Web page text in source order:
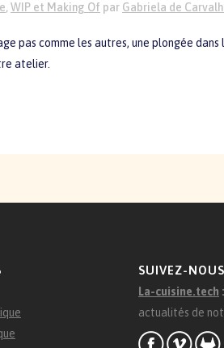
, WIP et Making Of par Gabriela de
pas comme les autres, une plongée dans
atelier.
SUIVEZ-NOUS
La-cuisine.tech :
actualités de